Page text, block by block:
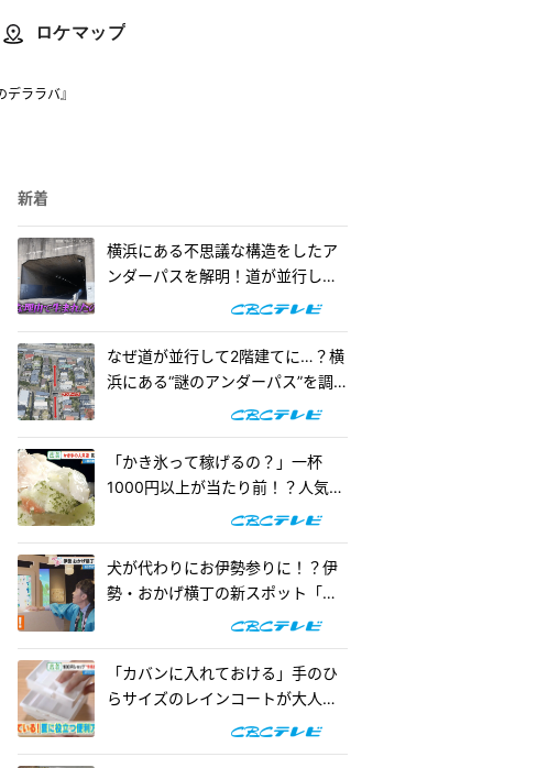
ロケマップ
ララバ』
新着
横浜にある不思議な構造をしたア
ンダーパスを解明！道が並行して2
階建てになったワケとは『道との
なぜ道が並行して2階建てに…？横
浜にある“謎のアンダーパス”を調
査！『道との遭遇』
「かき氷って稼げるの？」一杯
1000円以上が当たり前！？人気店
の懐事情をリサーチ『チャン
犬が代わりにお伊勢参りに！？伊
勢・おかげ横丁の新スポット「オ
カゲ屋敷」で“おかげ犬”を体験
「カバンに入れておける」手のひ
らサイズのレインコートが大人
気！「ダイソー」で買える夏の便